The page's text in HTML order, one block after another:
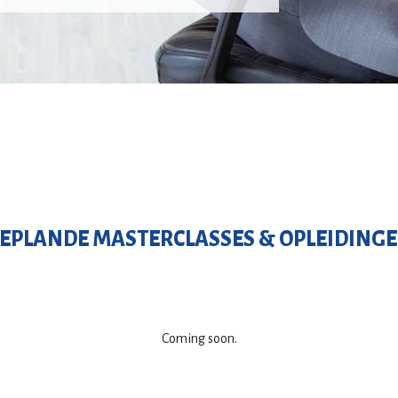
MASTERCLASSES &
Coming soon.